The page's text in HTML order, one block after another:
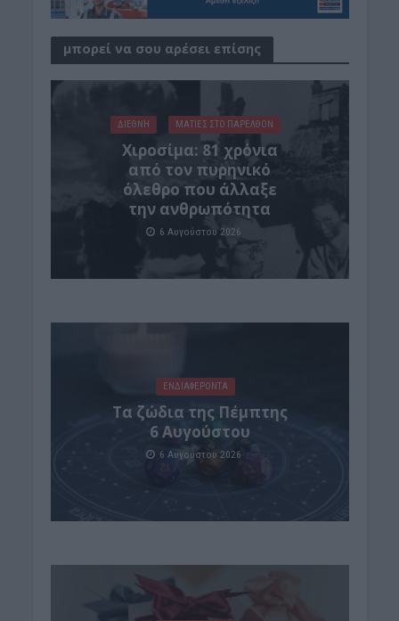
μπορεί να σου αρέσει επίσης
ΔΙΕΘΝΗ ΜΑΤΙΕΣ ΣΤΟ ΠΑΡΕΛΘΟΝ
Χιροσίμα: 81 χρόνια
από τον πυρηνικό
όλεθρο που άλλαξε
την ανθρωπότητα
6 Αυγούστου 2026
ΕΝΔΙΑΦΕΡΟΝΤΑ
Tα ζώδια της Πέμπτης
6 Αυγούστου
6 Αυγούστου 2026